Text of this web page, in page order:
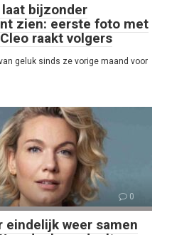
bijzonder
zien: eerste foto met
raakt volgers
geluk sinds ze vorige maand voor
0
eindelijk weer samen